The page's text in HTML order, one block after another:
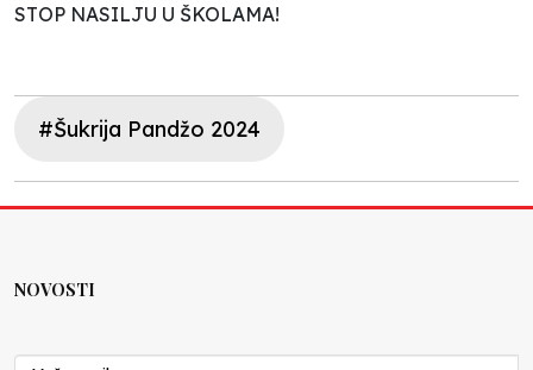
STOP NASILJU U ŠKOLAMA!
#Šukrija Pandžo 2024
NOVOSTI